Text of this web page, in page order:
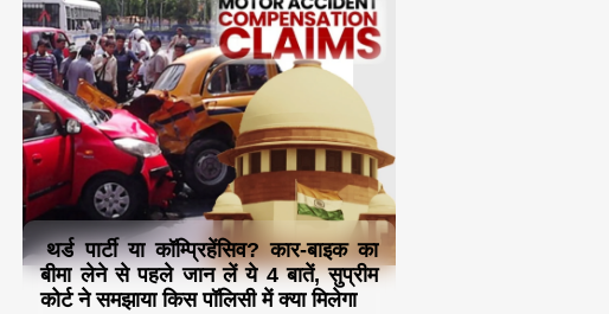
थर्ड पार्टी या कॉम्प्रिहेंसिव? कार-बाइक का
बीमा लेने से पहले जान लें ये 4 बातें, सुप्रीम
कोर्ट ने समझाया किस पॉलिसी में क्या मिलेगा